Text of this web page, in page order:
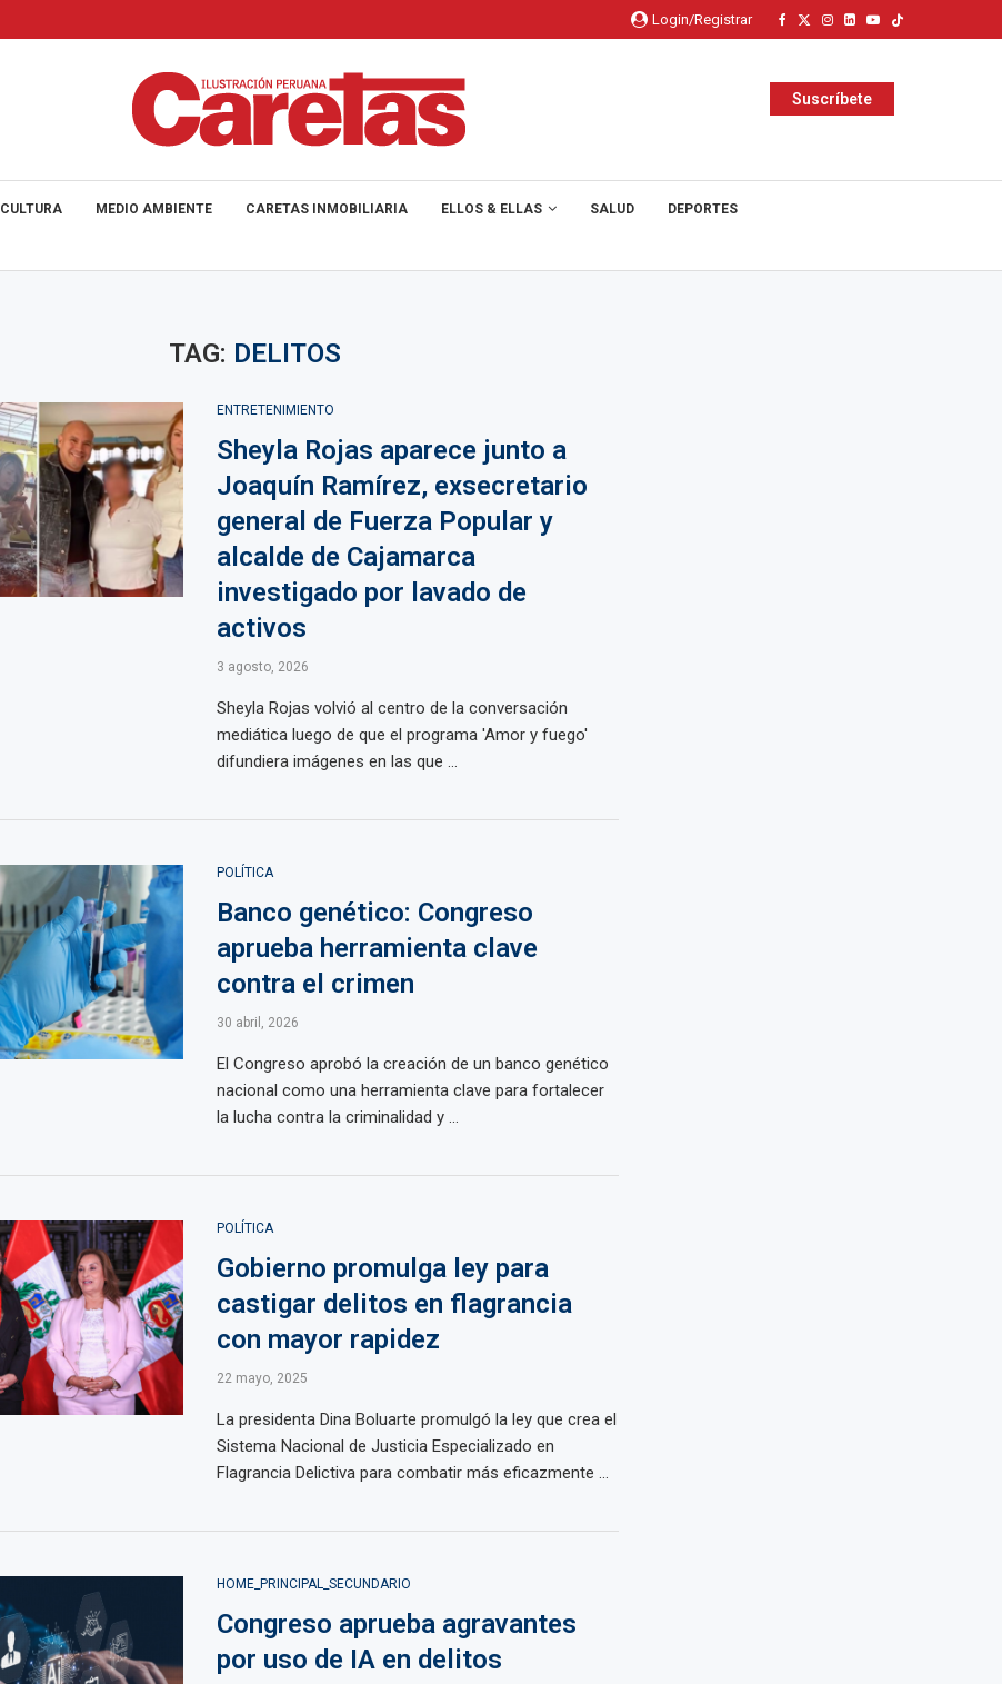
Login/Registrar
Suscríbete
CULTURA MEDIO AMBIENTE CARETAS INMOBILIARIA ELLOS & ELLAS SALUD DEPORTES
TAG: DELITOS
ENTRETENIMIENTO
Sheyla Rojas aparece junto a
Joaquín Ramírez, exsecretario
general de Fuerza Popular y
alcalde de Cajamarca
investigado por lavado de
activos
3 agosto, 2026
Sheyla Rojas volvió al centro de la conversación
mediática luego de que el programa 'Amor y fuego'
difundiera imágenes en las que ...
POLÍTICA
Banco genético: Congreso
aprueba herramienta clave
contra el crimen
30 abril, 2026
El Congreso aprobó la creación de un banco genético
nacional como una herramienta clave para fortalecer
la lucha contra la criminalidad y ...
POLÍTICA
Gobierno promulga ley para
castigar delitos en flagrancia
con mayor rapidez
22 mayo, 2025
La presidenta Dina Boluarte promulgó la ley que crea el
Sistema Nacional de Justicia Especializado en
Flagrancia Delictiva para combatir más eficazmente ...
HOME_PRINCIPAL_SECUNDARIO
Congreso aprueba agravantes
por uso de IA en delitos